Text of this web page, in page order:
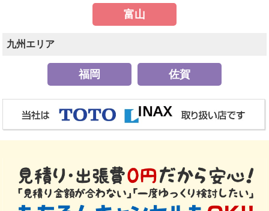
富山
九州エリア
福岡 佐賀